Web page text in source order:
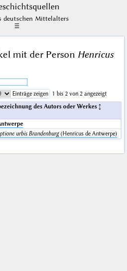
deutschen Mittelalters
☰
mit der Person Henricus
Einträge zeigen
1 bis 2 von 2 angezeigt
des Autors oder Werkes
urbis Brandenburg(Henricus de Antwerpe)